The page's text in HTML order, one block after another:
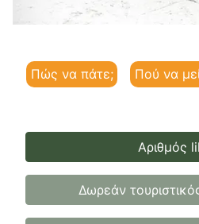
Πώς να πάτε; Πού να
Αριθμός
Δωρεάν